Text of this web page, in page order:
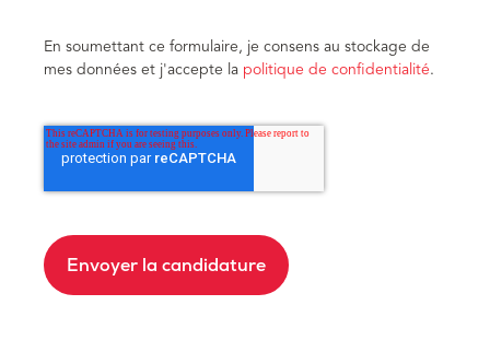
En soumettant ce formulaire, je consens au stockage de
mes données et j'accepte la politique de confidentialité.
Envoyer la candidature